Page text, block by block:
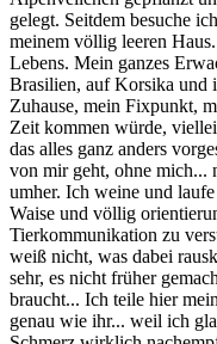
gelegt. Seitdem besuche
meinem völlig leeren
Lebens. Mein ganzes
Brasilien, auf Korsika und
Zuhause, mein Fixpunkt,
Zeit kommen würde,
das alles ganz anders
von mir geht, ohne mich...
umher. Ich weine und
Waise und völlig
Tierkommunikation zu
weiß nicht, was dabei
sehr, es nicht früher
braucht... Ich teile hier
genau wie ihr... weil ich